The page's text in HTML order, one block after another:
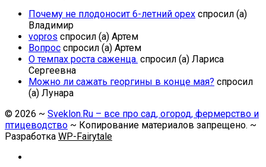
Почему не плодоносит 6-летний орех спросил (а)
Владимир
vopros спросил (а) Артем
Вопрос спросил (а) Артем
О темпах роста саженца. спросил (а) Лариса
Сергеевна
Можно ли сажать георгины в конце мая? спросил
(а) Лунара
© 2026 ~ Sveklon.Ru – все про сад, огород, фермерство и
птицеводство ~ Копирование материалов запрещено. ~
Разработка WP-Fairytale